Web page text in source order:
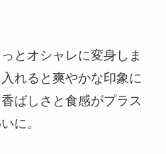
とオシャレに変身しま
れると爽やかな印象に
ばしさと食感がプラス
に。